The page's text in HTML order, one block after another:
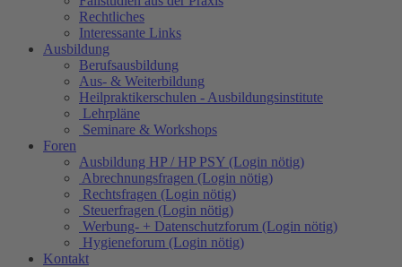
Rechtliches
Interessante Links
Ausbildung
Berufsausbildung
Aus- & Weiterbildung
Heilpraktikerschulen - Ausbildungsinstitute
Lehrpläne
Seminare & Workshops
Foren
Ausbildung HP / HP PSY (Login nötig)
Abrechnungsfragen (Login nötig)
Rechtsfragen (Login nötig)
Steuerfragen (Login nötig)
Werbung- + Datenschutzforum (Login nötig)
Hygieneforum (Login nötig)
Kontakt